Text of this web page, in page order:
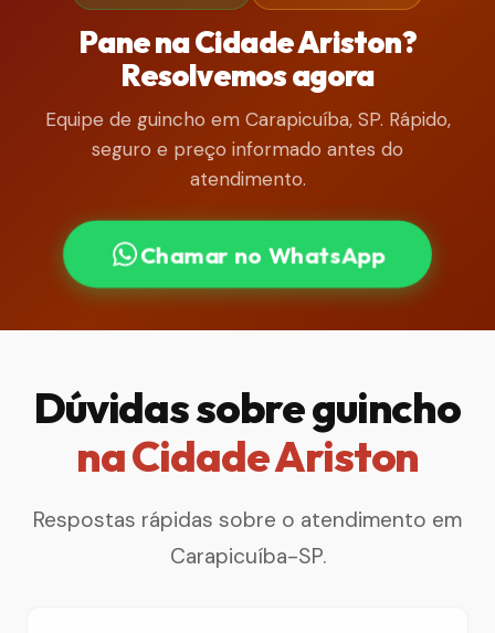
Pane na Cidade Ariston?
Resolvemos agora
Equipe de guincho em Carapicuíba, SP. Rápido,
seguro e preço informado antes do
atendimento.
Chamar no WhatsApp
Dúvidas sobre guincho
na Cidade Ariston
Respostas rápidas sobre o atendimento em
Carapicuíba-SP.